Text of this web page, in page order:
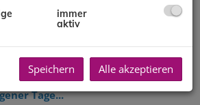
mit dem gewissen Etwas? Der
Altbau überzeugt
hingegegen bietet alles was eine
bieten muss: neue Technik und
Komfort, kombiniert mit dem
Tage...
immer
aktiv
Speichern Alle akzeptieren